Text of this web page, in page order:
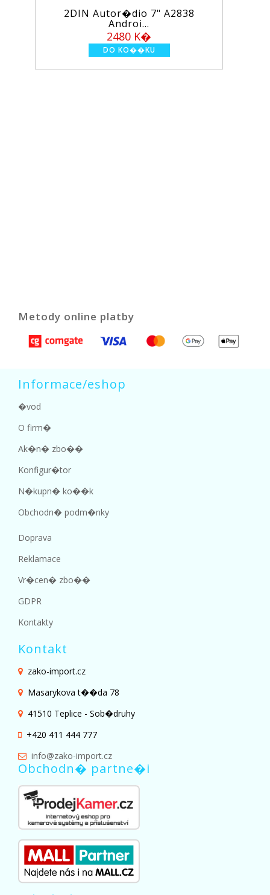
7" A2838 Wi-Fi/GSM alarm
Metody online platby
Informace/eshop
�vod
O firm�
Ak�n� zbo��
Konfigur�tor
N�kupn� ko��k
Obchodn� podm�nky
Doprava
Reklamace
Vr�cen� zbo��
GDPR
Kontakty
Kontakt
zako-import.cz
Masarykova t��da 78
41510 Teplice - Sob�druhy
+420 411 444 777
info@zako-import.cz
Obchodn� partne�i